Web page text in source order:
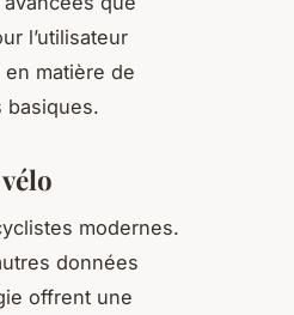
l’utilisateur
matière de
basiques.
modernes.
données
offrent une